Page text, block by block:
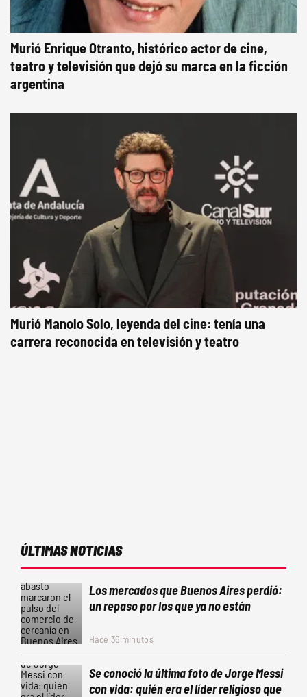
Murió Enrique Otranto, histórico actor de cine,
teatro y televisión que dejó su marca en la ficción
argentina
Murió Manolo Solo, leyenda del cine: tenía una
carrera reconocida en televisión y teatro
ÚLTIMAS NOTICIAS
Los mercados que Buenos Aires perdió:
un repaso por los que ya no están
Hace 36 minutos
Se conoció la última foto de Jorge Messi
con vida: quién era el líder religioso que